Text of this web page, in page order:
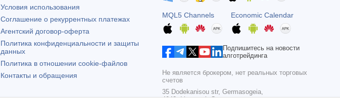
Условия использования
Соглашение о рекуррентных платежах
Агентский договор-оферта
Политика конфиденциальности и защиты
данных
Политика в отношении cookie-файлов
Контакты и обращения
MQL5 Channels Economic Calendar
Подпишитесь на новости
алготрейдинга
Не является брокером, нет реальных торговых
счетов
35 Dodekanisou str, Germasogeia,